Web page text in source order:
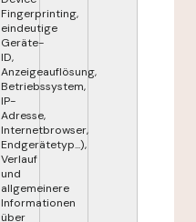
Fingerprinting,
eindeutige
Geräte-
ID,
Anzeigeauflösung,
Betriebssystem,
IP-
Adresse,
Internetbrowser,
Endgerätetyp...),
Verlauf
und
allgemeinere
Informationen
über